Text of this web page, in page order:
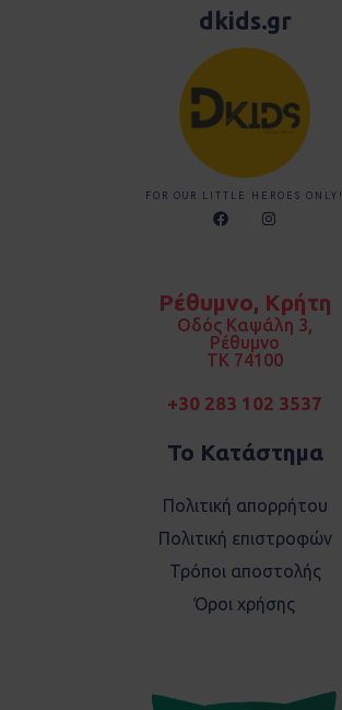
dkids.gr
FOR OUR LITTLE HEROES ONLY!
F
a
o
I
n
r
a
m
Ρέθυμνο, Κρήτη
Οδός Καψάλη 3,
Ρέθυμνο
TK 74100
+30 283 102 3537
Το Κατάστημα
Πολιτική απορρήτου
Πολιτική επιστροφών
Τρόποι αποστολής
Όροι χρήσης